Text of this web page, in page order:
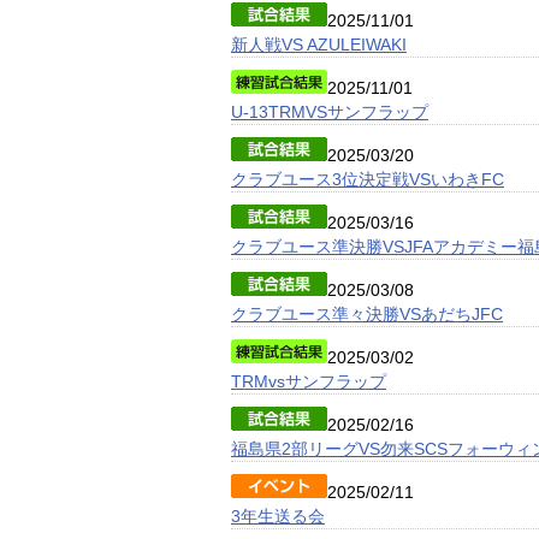
2025/11/01
新人戦VS AZULEIWAKI
2025/11/01
U-13TRMVSサンフラップ
2025/03/20
クラブユース3位決定戦VSいわきFC
2025/03/16
クラブユース準決勝VSJFAアカデミー福
2025/03/08
クラブユース準々決勝VSあだちJFC
2025/03/02
TRMvsサンフラップ
2025/02/16
福島県2部リーグVS勿来SCSフォーウィ
2025/02/11
3年生送る会